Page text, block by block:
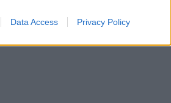
Data Access Privacy Policy